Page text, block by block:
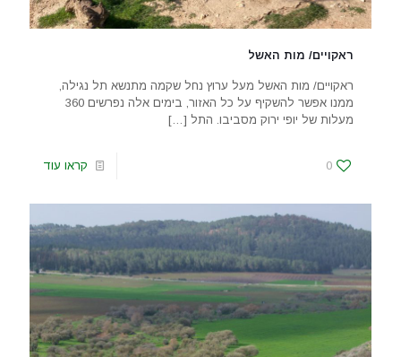
ראקויים/ מות האשל
ראקויים/ מות האשל מעל ערוץ נחל שקמה מתנשא תל נגילה,
ממנו אפשר להשקיף על כל האזור, בימים אלה נפרשים 360
מעלות של יופי ירוק מסביבו. התל […]
0 קראו עוד